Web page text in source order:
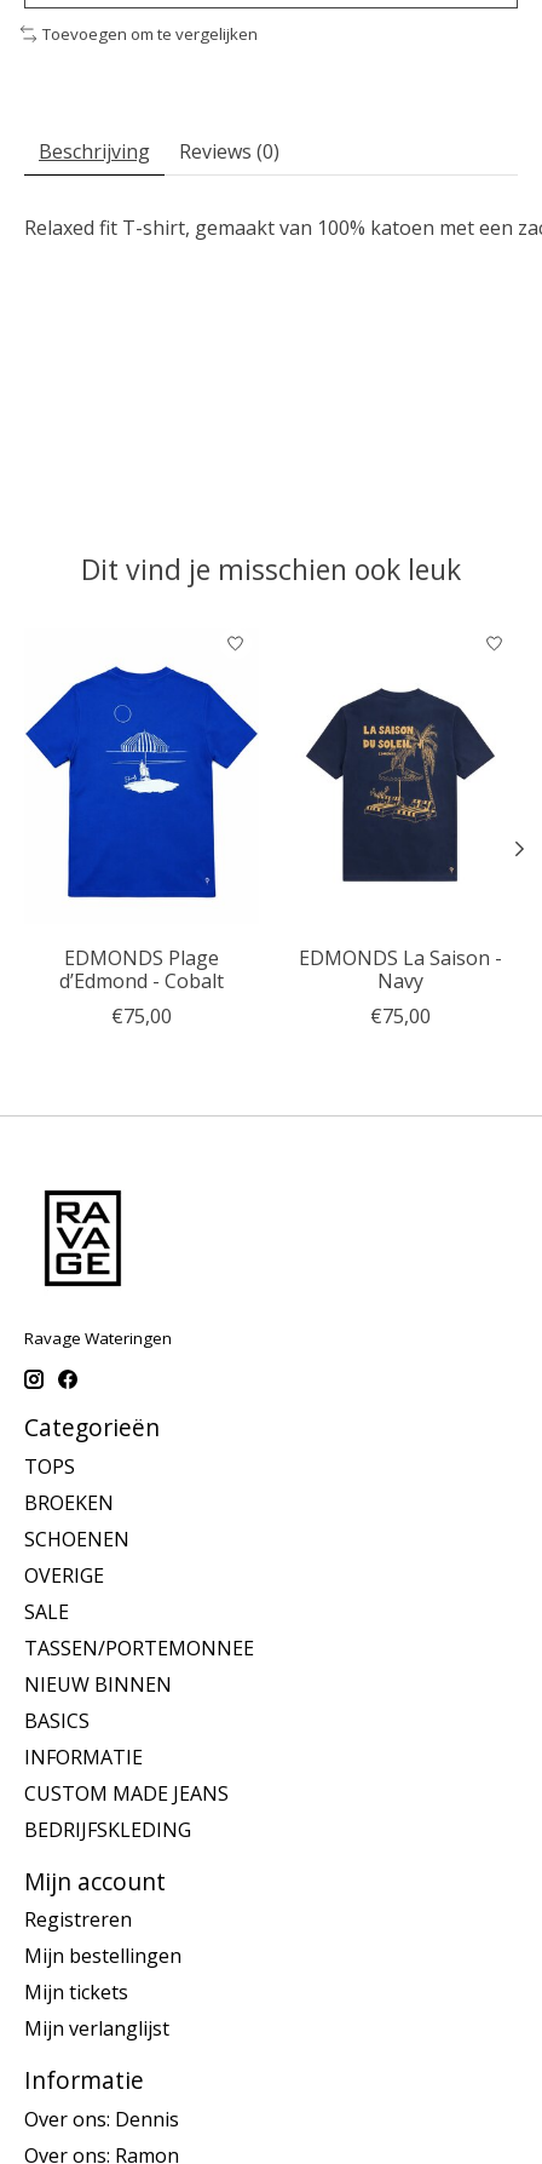
Toevoegen om te vergelijken
Beschrijving Reviews (0)
Relaxed fit T-shirt, gemaakt van 100% katoen met een
Dit vind je misschien ook leuk
Items van productcarrousel
EDMONDS Plage
d’Edmond - Cobalt
€75,00
EDMONDS La Saison -
Navy
€75,00
Ravage Wateringen
Categorieën
TOPS
BROEKEN
SCHOENEN
OVERIGE
SALE
TASSEN/PORTEMONNEE
NIEUW BINNEN
BASICS
INFORMATIE
CUSTOM MADE JEANS
BEDRIJFSKLEDING
Mijn account
Registreren
Mijn bestellingen
Mijn tickets
Mijn verlanglijst
Informatie
Over ons: Dennis
Over ons: Ramon